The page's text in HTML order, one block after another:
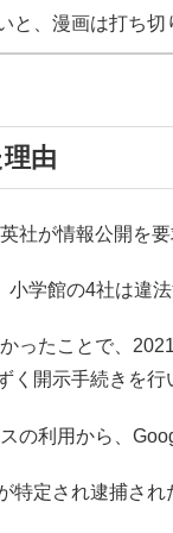
と、漫画は打ち
由
社が情報公開を
小学館の4社は違
ったことで、
く開示手続きを行
の利用から、
特定され逮捕さ